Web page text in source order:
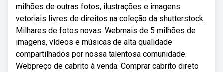
milhões de outras fotos, ilustrações e imagens
vetoriais livres de direitos na coleção da shutterstock.
Milhares de fotos novas. Webmais de 5 milhões de
imagens, vídeos e músicas de alta qualidade
compartilhados por nossa talentosa comunidade.
Webpreço de cabrito à venda. Comprar cabrito direto